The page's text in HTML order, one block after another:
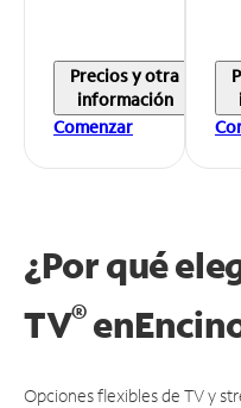
Precios y otra
información
Comenzar
¿Por qué
TV®en
Opciones flexibles de TV y